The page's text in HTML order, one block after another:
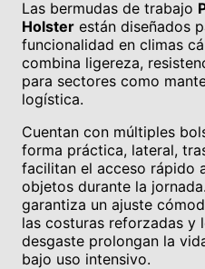
Las bermudas de trabajo
Holster están diseñados
funcionalidad en climas
combina ligereza,
para sectores como
logística.
Cuentan con múltiples
forma práctica, lateral,
facilitan el acceso rápido
objetos durante la
garantiza un ajuste
las costuras reforzadas y
desgaste prolongan la
bajo uso intensivo.